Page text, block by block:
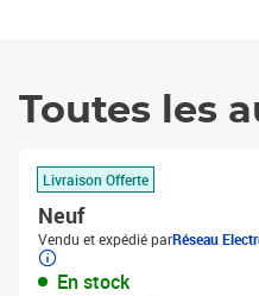
Toutes les
Livraison Offerte
Neuf
Vendu et expédié parRéseau
En stock